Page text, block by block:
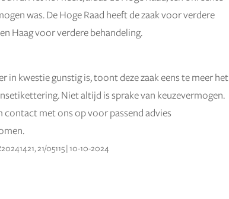
was. De Hoge Raad heeft de zaak voor verdere
Haag voor verdere behandeling.
in kwestie gunstig is, toont deze zaak eens te meer het
Niet altijd is sprake van keuzevermogen.
contact met ons op voor passend advies
21/05115 | 10-10-2024